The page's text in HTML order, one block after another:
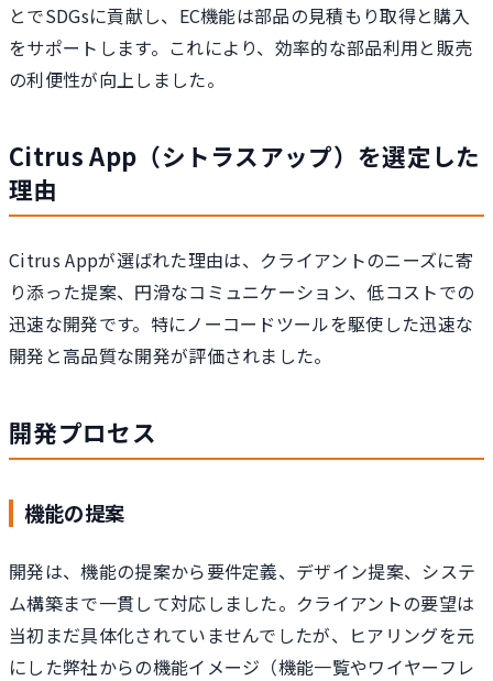
とでSDGsに貢献し、EC機能は部品の見積もり取得と購入
をサポートします。これにより、効率的な部品利用と販売
の利便性が向上しました。
Citrus App（シトラスアップ）を選定した
理由
Citrus Appが選ばれた理由は、クライアントのニーズに寄
り添った提案、円滑なコミュニケーション、低コストでの
迅速な開発です。特にノーコードツールを駆使した迅速な
開発と高品質な開発が評価されました。
開発プロセス
機能の提案
開発は、機能の提案から要件定義、デザイン提案、システ
ム構築まで一貫して対応しました。クライアントの要望は
当初まだ具体化されていませんでしたが、ヒアリングを元
にした弊社からの機能イメージ（機能一覧やワイヤーフレ